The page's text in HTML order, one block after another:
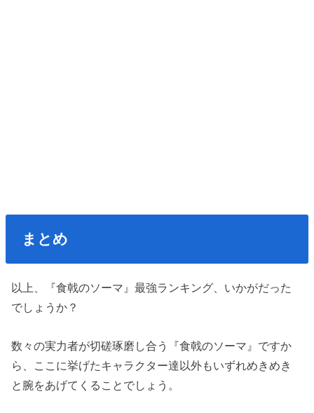
まとめ
以上、『食戟のソーマ』最強ランキング、いかがだった
でしょうか？
数々の実力者が切磋琢磨し合う『食戟のソーマ』ですか
ら、ここに挙げたキャラクター達以外もいずれめきめき
と腕をあげてくることでしょう。